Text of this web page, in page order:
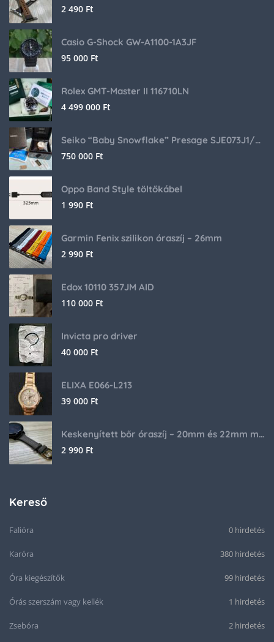
2 490 Ft
Casio G-Shock GW-A1100-1A3JF
95 000 Ft
Rolex GMT-Master II 116710LN
4 499 000 Ft
Seiko “Baby Snowflake” Presage SJE073J1/SARA015 Limited Edition
750 000 Ft
Oppo Band Style töltőkábel
1 990 Ft
Garmin Fenix szilikon óraszíj – 26mm
2 990 Ft
Edox 10110 357JM AID
110 000 Ft
Invicta pro driver
40 000 Ft
ELIXA E066-L213
39 000 Ft
Keskenyített bőr óraszíj – 20mm és 22mm méretben
2 990 Ft
Kereső
Falióra 0 hirdetés
Karóra 380 hirdetés
Óra kiegészítők 99 hirdetés
Órás szerszám vagy kellék 1 hirdetés
Zsebóra 2 hirdetés